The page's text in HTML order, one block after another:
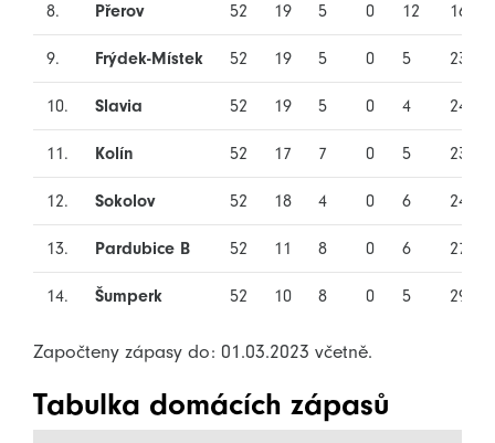
8. Přerov 52 19 5 0 12 16
9. Frýdek-Místek 52 19 5 0 5 23
10. Slavia 52 19 5 0 4 24
11. Kolín 52 17 7 0 5 23
12. Sokolov 52 18 4 0 6 24
13. Pardubice B 52 11 8 0 6 27
14. Šumperk 52 10 8 0 5 29
Započteny zápasy do: 01.03.2023 včetně.
Tabulka domácích zápasů